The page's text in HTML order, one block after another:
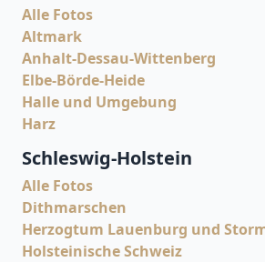
Alle Fotos
Altmark
Anhalt-Dessau-Wittenberg
Elbe-Börde-Heide
Halle und Umgebung
Harz
Schleswig-Holstein
Alle Fotos
Dithmarschen
Herzogtum Lauenburg und
Holsteinische Schweiz